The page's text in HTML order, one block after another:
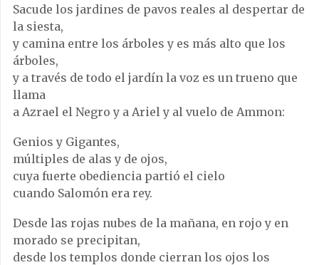
Sacude los jardines de pavos reales al despertar de
la siesta,
y camina entre los árboles y es más alto que los
árboles,
y a través de todo el jardín la voz es un trueno que
llama
a Azrael el Negro y a Ariel y al vuelo de Ammon:
Genios y Gigantes,
múltiples de alas y de ojos,
cuya fuerte obediencia partió el cielo
cuando Salomón era rey.
Desde las rojas nubes de la mañana, en rojo y en
morado se precipitan,
desde los templos donde cierran los ojos los